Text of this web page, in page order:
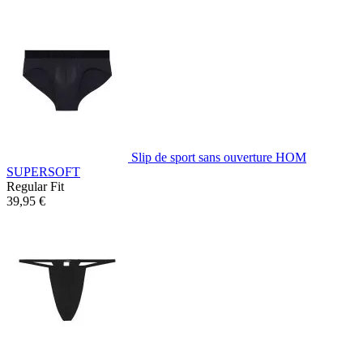
Slip de sport sans ouverture HOM
SUPERSOFT
Regular Fit
39,95 €